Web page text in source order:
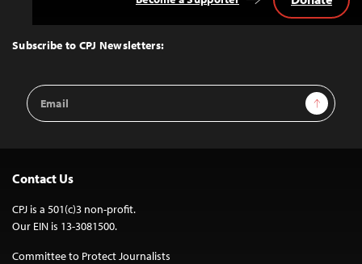
Top
Subscribe to CPJ Newsletters:
Email
Address
Sign Up
Contact Us
CPJ is a 501(c)3 non-profit.
Our EIN is 13-3081500.
Committee to Protect Journalists